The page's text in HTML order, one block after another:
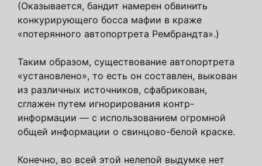
(Оказывается, бандит намерен обвинить
конкурирующего босса мафии в краже
«потерянного автопортрета Рембрандта».)
Таким образом, существование автопортрета
«установлено», то есть он составлен, выкован
из различных источников, сфабрикован,
сглажен путем игнорирования контр-
информации — с использованием огромной
общей информации о свинцово-белой краске.
Конечно, во всей этой нелепой выдумке нет